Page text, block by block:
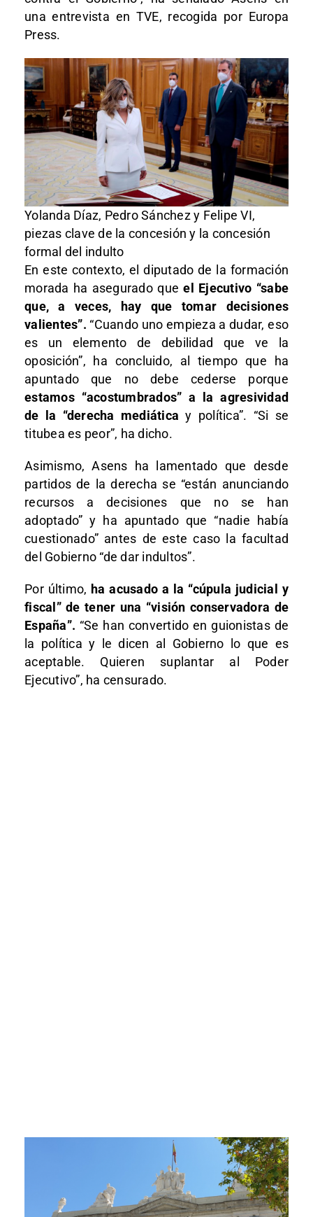
una entrevista en TVE, recogida por Europa
Press.
Yolanda Díaz, Pedro Sánchez y Felipe VI,
piezas clave de la concesión y la concesión
formal del indulto
En este contexto, el diputado de la formación
morada ha asegurado queel Ejecutivo “sabe
que, a veces, hay que tomar decisiones
valientes”. “Cuando uno empieza a dudar, eso
es un elemento de debilidad que ve la
oposición”, ha concluido, al tiempo que ha
apuntado que no debe cederse porque
estamos “acostumbrados” a la agresividad
de la “derecha mediática y política”. “Si se
titubea es peor”, ha dicho.
Asimismo, Asens ha lamentado que desde
partidos de la derecha se “están anunciando
recursos a decisiones que no se han
adoptado” y ha apuntado que “nadie había
cuestionado” antes de este caso la facultad
del Gobierno “de dar indultos”.
Por último, ha acusado a la “cúpula judicial y
fiscal” de tener una “visión conservadora de
España”. “Se han convertido en guionistas de
la política y le dicen al Gobierno lo que es
aceptable. Quieren suplantar al Poder
Ejecutivo”, ha censurado.